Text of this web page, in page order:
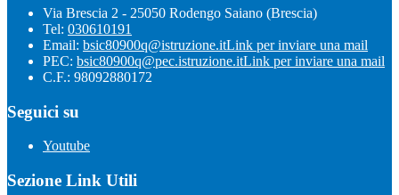
Via Brescia 2 - 25050 Rodengo Saiano (Brescia)
Tel: 030610191
Email: bsic80900q@istruzione.itLink per inviare una mail
PEC: bsic80900q@pec.istruzione.itLink per inviare una mail
C.F.: 98092880172
Seguici su
Youtube
Sezione Link Utili